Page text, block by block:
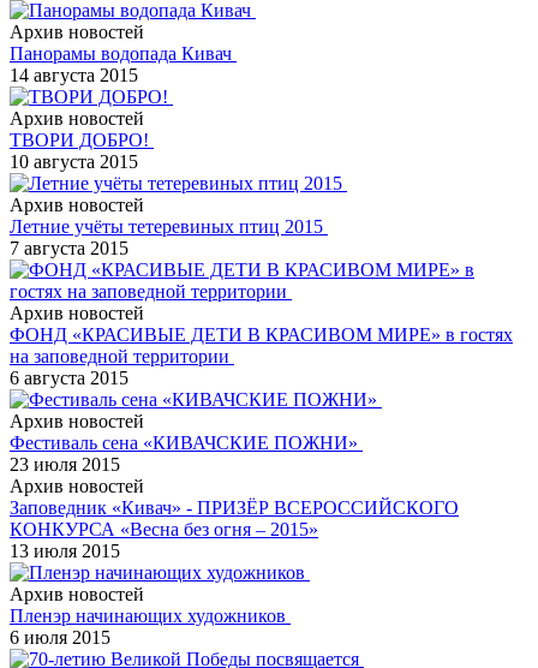
Архив новостей
Панорамы водопада Кивач
14 августа 2015
Архив новостей
ТВОРИ ДОБРО!
10 августа 2015
Архив новостей
Летние учёты тетеревиных птиц 2015
7 августа 2015
Архив новостей
ФОНД «КРАСИВЫЕ ДЕТИ В КРАСИВОМ МИРЕ» в гостях
на заповедной территории
6 августа 2015
Архив новостей
Фестиваль сена «КИВАЧСКИЕ ПОЖНИ»
23 июля 2015
Архив новостей
Заповедник «Кивач» - ПРИЗЁР ВСЕРОССИЙСКОГО
КОНКУРСА «Весна без огня – 2015»
13 июля 2015
Архив новостей
Пленэр начинающих художников
6 июля 2015